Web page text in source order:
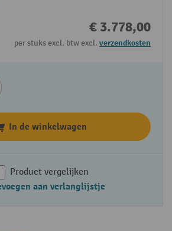
€ 3.778,00
per stuks excl. btw excl. verzendkosten
In de winkelwagen
Product vergelijken
aan verlanglijstje